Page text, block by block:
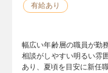
有給あり
幅広い年齢層の職員が勤
相談がしやすい明るい雰
あり、夏頃を目安に新任